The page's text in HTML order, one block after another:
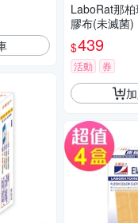
LaboRat那
膠布(未滅菌)
片(4盒組
$439
活動 券